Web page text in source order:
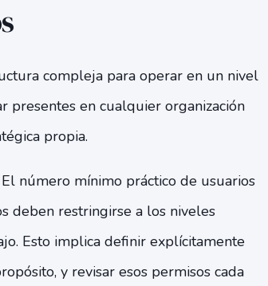
compleja para operar en un nivel
presentes en cualquier organización
propia.
número mínimo práctico de usuarios
deben restringirse a los niveles
Esto implica definir explícitamente
y revisar esos permisos cada